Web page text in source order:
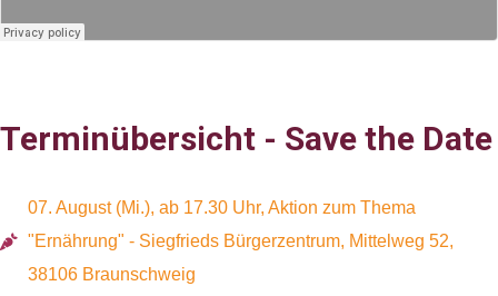
Terminübersicht - Save the Date
07. August (Mi.), ab 17.30 Uhr, Aktion zum Thema
"Ernährung" - Siegfrieds Bürgerzentrum, Mittelweg 52,
38106 Braunschweig